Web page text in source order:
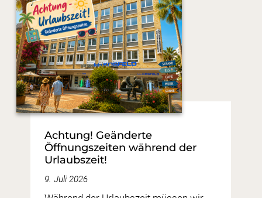
Achtung! Geänderte
Öffnungszeiten während der
Urlaubszeit!
9. Juli 2026